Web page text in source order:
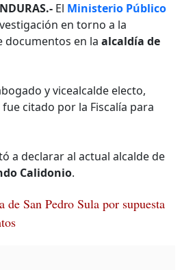
El Ministerio Público
en torno a la
documentos en la alcaldía de
y vicealcalde electo,
fue citado por la Fiscalía para
a declarar al actual alcalde de
Calidonio.
de San Pedro Sula por supuesta